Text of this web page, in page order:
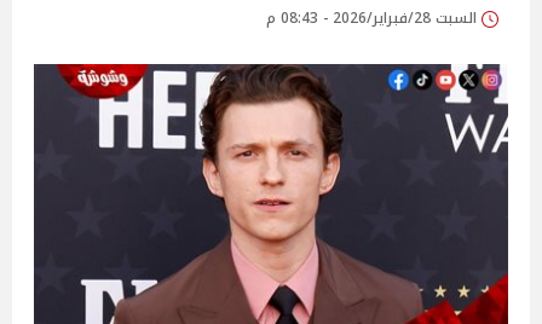
السبت 28/فبراير/2026 - 08:43 م